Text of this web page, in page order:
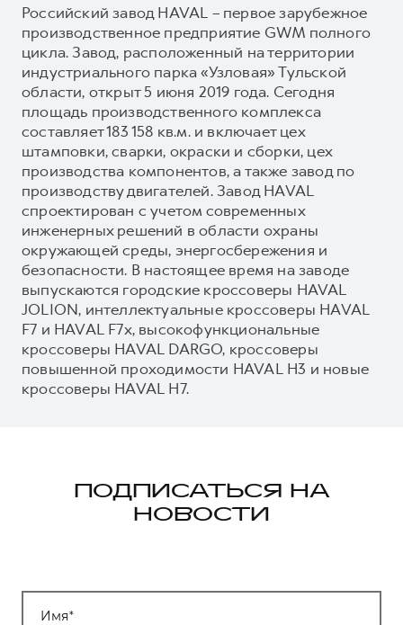
Российский завод HAVAL – первое зарубежное
производственное предприятие GWM полного
цикла. Завод, расположенный на территории
индустриального парка «Узловая» Тульской
области, открыт 5 июня 2019 года. Сегодня
площадь производственного комплекса
составляет 183 158 кв.м. и включает цех
штамповки, сварки, окраски и сборки, цех
производства компонентов, а также завод по
производству двигателей. Завод HAVAL
спроектирован с учетом современных
инженерных решений в области охраны
окружающей среды, энергосбережения и
безопасности. В настоящее время на заводе
выпускаются городские кроссоверы HAVAL
JOLION, интеллектуальные кроссоверы HAVAL
F7 и HAVAL F7x, высокофункциональные
кроссоверы HAVAL DARGO, кроссоверы
повышенной проходимости HAVAL H3 и новые
кроссоверы HAVAL H7.
ПОДПИСАТЬСЯ НА
НОВОСТИ
Имя